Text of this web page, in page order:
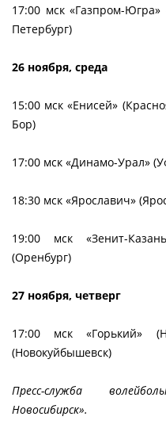
17:00 мск «Газпром-
Петербург)
26 ноября, среда
15:00 мск «Енисей»
Бор)
17:00 мск «Динамо-Урал»
18:30 мск «Ярославич»
19:00 мск «Зенит-
(Оренбург)
27 ноября, четверг
17:00 мск «Горький»
(Новокуйбышевск)
Пресс-служба
Новосибирск».